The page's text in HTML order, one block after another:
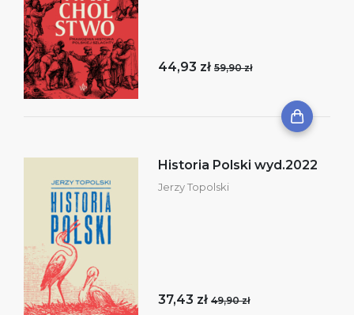
44,93 zł 59,90 zł
Historia Polski wyd.2022
Jerzy Topolski
37,43 zł 49,90 zł